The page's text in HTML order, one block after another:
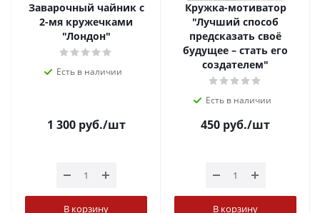
Заварочный чайник с
2-мя кружечками
"Лондон"
Есть в наличии
1 300руб./шт
В корзину
Кружка-мотиватор
"Лучший способ
предсказать своё
будущее – стать его
создателем"
Есть в наличии
450 руб./шт
В корзину